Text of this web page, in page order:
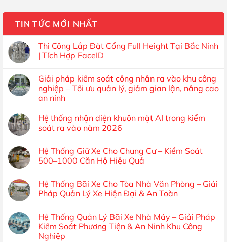
TIN TỨC MỚI NHẤT
Thi Công Lắp Đặt Cổng Full Height Tại Bắc Ninh
| Tích Hợp FaceID
Giải pháp kiểm soát công nhân ra vào khu công
nghiệp – Tối ưu quản lý, giảm gian lận, nâng cao
an ninh
Hệ thống nhận diện khuôn mặt AI trong kiểm
soát ra vào năm 2026
Hệ Thống Giữ Xe Cho Chung Cư – Kiểm Soát
500–1000 Căn Hộ Hiệu Quả
Hệ Thống Bãi Xe Cho Tòa Nhà Văn Phòng – Giải
Pháp Quản Lý Xe Hiện Đại & An Toàn
Hệ Thống Quản Lý Bãi Xe Nhà Máy – Giải Pháp
Kiểm Soát Phương Tiện & An Ninh Khu Công
Nghiệp